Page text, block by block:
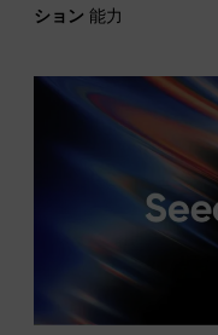
ション 能力